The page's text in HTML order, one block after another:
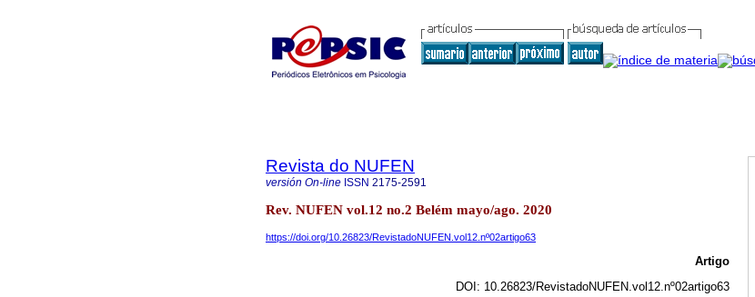
Revista do NUFEN
versión On-line ISSN 2175-2591
Rev. NUFEN vol.12 no.2 Belém mayo/ago. 2020
https://doi.org/10.26823/RevistadoNUFEN.vol12.nº02artigo63
Artigo
DOI: 10.26823/RevistadoNUFEN.vol12.nº02artigo63